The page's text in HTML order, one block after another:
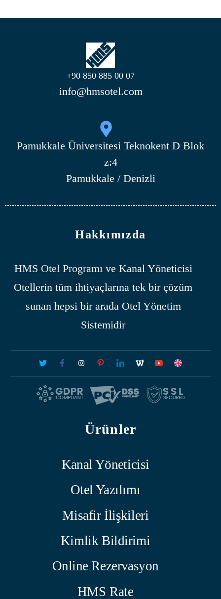
+90 850 885 00 07
info@hmsotel.com
Pamukkale Üniversitesi Teknokent D Blok
z:4
Pamukkale / Denizli
Hakkımızda
HMS Otel Programıve Kanal Yöneticisi
Otellerin tüm ihtiyaçlarına tek bir çözüm
sunan hepsi bir arada Otel Yönetim
Sistemidir
Ürünler
Kanal Yöneticisi
Otel Yazılımı
Misafir İlişkileri
Kimlik Bildirimi
Online Rezervasyon
HMS Rate